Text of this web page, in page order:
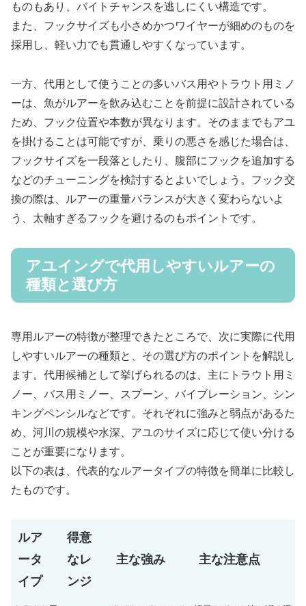
ものもあり、バイトチャンスを逃しにくい構造です。
また、フックサイズも小さめかつワイヤーが細めのものを
採用し、軽い力でも貫通しやすくなっています。
一方、代用として使うことの多いバス用やトラウト用ミノ
ーは、魚がルアーを飲み込むことを前提に設計されている
ため、フック位置や本数が異なります。そのままでもアユ
を掛けることは可能ですが、乗りの悪さを感じた場合は、
フックサイズを一段落としたり、腹部にフックを追加する
などのチューニングを検討するとよいでしょう。フック交
換の際は、ルアーの重量バランスが大きく変わらないよ
う、太軸すぎるフックを避けるのもポイントです。
アユイングで代用しやすいルアーの
種類と選び方
専用ルアーの特徴が整理できたところで、次に実際に代用
しやすいルアーの種類と、その選び方のポイントを解説し
ます。代用候補として挙げられるのは、主にトラウト用ミ
ノー、バス用ミノー、スプーン、バイブレーション、シン
キングペンシルなどです。それぞれに強みと弱点があるた
め、河川の規模や水深、アユのサイズに応じて使い分ける
ことが重要になります。
以下の表は、代表的なルアータイプの特徴を簡単に比較し
たものです。
ルア
ータ
イプ
得意
なレ
ンジ
主な強み 主な注意点